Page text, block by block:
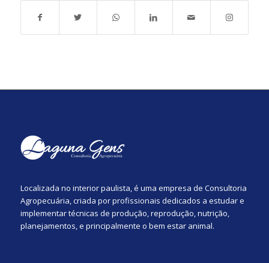
Localizada no interior paulista, é uma empresa de Consultoria
Agropecuária, criada por profissionais dedicados a estudar e
implementar técnicas de produção, reprodução, nutrição,
planejamentos, e principalmente o bem estar animal.